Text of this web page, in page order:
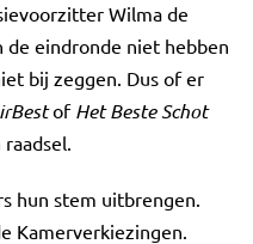
Wilma de
de eindronde niet hebben
bij zeggen. Dus of er
of Het Beste Schot
hun stem uitbrengen.
Kamerverkiezingen.